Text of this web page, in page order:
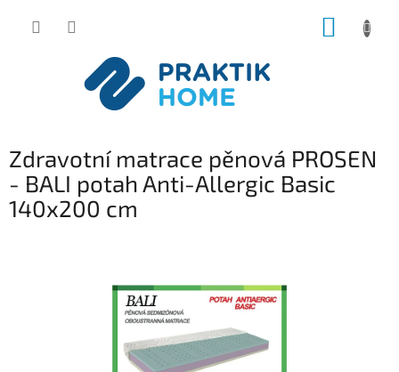
Zdravotní matrace pěnová PROSEN
- BALI potah Anti-Allergic Basic
140x200 cm